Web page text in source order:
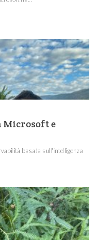
Microsoft e
basata sull'intelligenza